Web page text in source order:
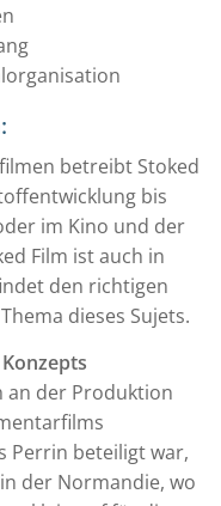
betreibt Stoked
bis
im Kino und der
Film ist auch in
den richtigen
dieses Sujets.
an der Produktion
Perrin beteiligt war,
der Normandie, wo